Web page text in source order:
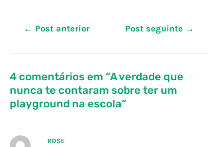
← Post anterior Post seguinte →
4 comentários em “A verdade que
nunca te contaram sobre ter um
playground na escola”
ROSE